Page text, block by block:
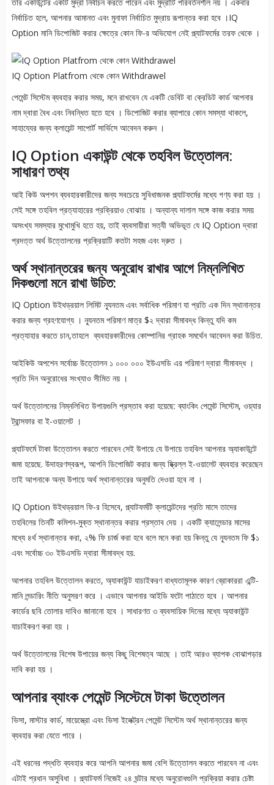
নির্বাচিত হলে, আপনার আমানত এবং মুনাফা নির্বাচিত মুদ্রায় রূপান্তর করা হবে ।IQ
Option মানি ডিপোজিট করার ক্ষেত্রে কোন ফি-র অভিযোগ নেই প্ল্যাটফর্মের তরফ থেকে ।
IQ Option Platfrom থেকে কোন Withdrawel
পেমেন্ট সিস্টেম ব্যবহার করার সময়, মনে রাখবেন যে একটি ডেবিট বা ক্রেডিট কার্ড আপনার
নাম দ্বারা বৈধ এবং নিবন্ধিত হতে হবে । ডিপোজিট করার ব্যাপারে কোন সমস্যা থাকলে,
সাহায্যের জন্য ক্লায়েন্ট সাপোর্ট সার্ভিসে আবেদন করুন ।
IQ Option একাউন্ট থেকে তহবিল উত্তোলন:
সাধারণ তথ্য
আই কিউ অপশন ব্যবহারকারীদের জন্য সবচেয়ে সুবিধাজনক প্ল্যাটফর্মের মধ্যে গণ্য করা হয় ।
সেই সঙ্গে তহবিল প্রত্যাহারের প্রক্রিয়াও বোঝায় । অন্যান্য দালাল সঙ্গে কাজ করার সময়
অসংখ্য সমস্যার মুখোমুখি হতে হয়, তাই ব্যবসায়ীরা সত্যী অভিভূত যে IQ Option দ্বারা
প্রদত্ত অর্থ উত্তোলনের প্রক্রিয়াটি কতটা সহজ এবং দ্রুত ।
অর্থ স্থানান্তরের জন্য অনুরোধ রাখার আগে নিম্নলিখিত
দিকগুলো মনে রাখা উচিত:
IQ Option উইথড্রয়াল লিমিট ন্যূনতম এবং সর্বাধিক পরিমাণ যা প্রতি এক দিন স্থানান্তর
করার জন্য গ্রহণযোগ্য । ন্যূনতম পরিমাণ মাত্র $২ দ্বারা সীমাবদ্ধ কিন্তু যদি কম
প্রত্যাহার করতে চান,তাহলে ব্যবহারকারীদের কোম্পানির গ্রাহক সমর্থেন আবেদন করা উচিত.
আইকিউ অপশেন সর্বোচ্চ উত্তোলন ১ ০০০ ০০০ ইউএসডি এর পরিমাণ দ্বারা সীমাবদ্ধ ।
প্রতি দিন অনুরোধের সংখ্যাও সীমিত নয় ।
অর্থ উত্তোলনের নিম্নলিখিত উপায়গুলি প্রস্তাব করা হয়েছে: ব্যাংকিং পেমেন্ট সিস্টেম, ওয়্যার
ট্রান্সফার বা ই-ওয়ালেট ।
প্ল্যাটফর্মে টাকা উত্তোলন করতে পারবেন সেই উপায়ে যে উপায়ে তহবিল আপনার অ্যাকাউন্টে
জমা হয়েছে. উদাহরণস্বরূপ, আপনি ডিপোজিট করার জন্য ষ্ক্রিল্ল ই-ওয়ালেট ব্যবহার করেছেন
তাই আপনাকে অন্য উপায়ে অর্থ স্থানান্তরের অনুমতি দেওয়া হবে না ।
IQ Option উইথড্রয়াল ফি-র হিসেবে, প্ল্যাটফর্মটি ক্লায়েন্টদের প্রতি মাসে তাদের
তহবিলের তিনটি কমিশন-মুক্ত স্থানান্তর করার প্রস্তাব দেয় । একটি ক্যালেন্ডার মাসের
মধ্যে ৪র্থ স্থানান্তর করা, ২% ফি চার্জ করা হবে বলে মনে করা হয় কিন্তু যে ন্যূনতম ফি $১
এবং সর্বোচ্চ ৩০ ইউএসডি দ্বারা সীমাবদ্ধ হয়.
আপনার তহবিল উত্তোলন করতে, অ্যাকাউন্ট যাচাইকরণ বাধ্যতামূলক কারণ ব্রোকাররা এন্টি-
মানি লন্ডারিং নীতি অনুসরণ করে । এভাবে আপনার আইডি ফটো পাঠাতে হবে । আপনার
কার্ডের ছবি তোলার দাবিও জানানো হবে । সাধারণত ৩ ব্যবসায়িক দিনের মধ্যে অ্যাকাউন্ট
যাচাইকরণ করা হয় ।
অর্থ উত্তোলনের বিশেষ উপায়ের জন্য কিছু বিশেষত্ব আছে । তাই আরও ব্যাপক বোঝাপড়ার
দাবি করা হয় ।
আপনার ব্যাংক পেমেন্ট সিস্টেমে টাকা উত্তোলন
ভিসা, মাস্টার কার্ড, মায়েস্ত্রো এবং ভিসা ইলেক্ট্রন পেমেন্ট সিস্টেম অর্থ স্থানান্তরের জন্য
ব্যবহার করা যেতে পারে ।
এই ধরনের পদ্ধতি ব্যবহার করে আপনি আপনার জমা বেশি উত্তোলন করতে পারবেন না এবং
এটাই প্রধান অসুবিধা । প্ল্যাটফর্ম নিজেই ২৪ ঘন্টার মধ্যে অনুরোধগুলি প্রক্রিয়া করার চেষ্টা